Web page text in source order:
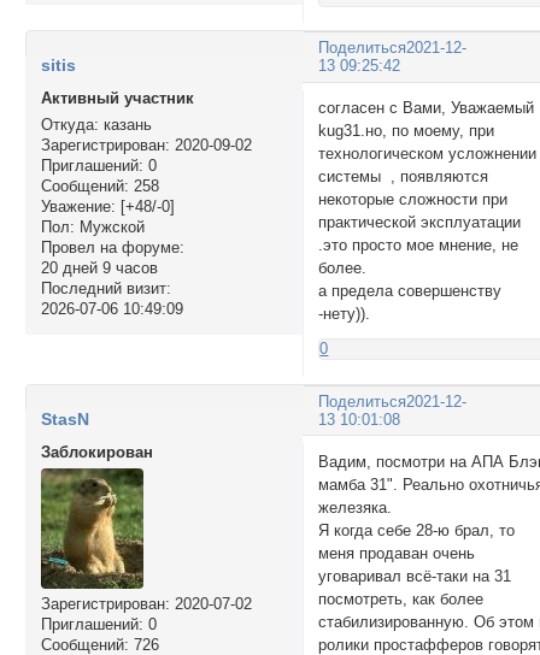
Поделиться2021-12-
13 09:25:42
sitis
Активный участник
Откуда: казань
Зарегистрирован: 2020-09-02
Приглашений: 0
Сообщений: 258
Уважение: [+48/-0]
Пол: Мужской
Провел на форуме:
20 дней 9 часов
Последний визит:
2026-07-06 10:49:09
согласен с Вами, Уважаемый
kug31.но, по моему, при
технологическом усложнении
системы , появляются
некоторые сложности при
практической эксплуатации
.это просто мое мнение, не
более.
а предела совершенству
-нету)).
0
Поделиться2021-12-
13 10:01:08
StasN
Заблокирован
Зарегистрирован: 2020-07-02
Приглашений: 0
Сообщений: 726
Вадим, посмотри на АПА
мамба 31". Реально
железяка.
Я когда себе 28-ю брал, то
меня продаван очень
уговаривал всё-таки на 31
посмотреть, как более
стабилизированную. Об этом
ролики простафферов